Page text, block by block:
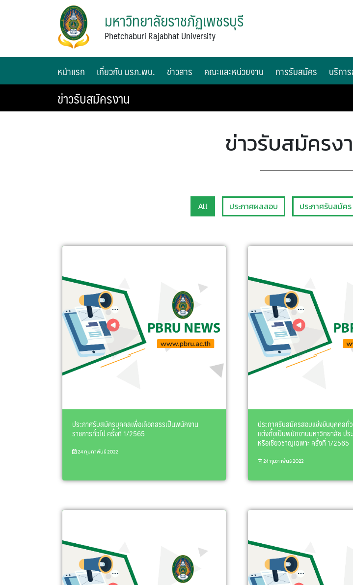
มหาวิทยาลัยราชภัฏเพชรบุรี
Phetchaburi Rajabhat University
หน้าแรก เกี่ยวกับ มรภ.พบ. ข่าวสาร คณะและหน่วยงาน การรับสมัคร บริกา
ข่าวรับสมัครงาน
ข่าวรับสมัครง
All ประกาศผลสอบ ประกาศรับสมัคร
ประกาศรับสมัครบุคคลเพื่อเลือกสรรเป็นพนักงาน
ราชการทั่วไป ครั้งที่ 1/2565
24 กุมภาพันธ์ 2022
ประกาศรับสมัครสอบแข่งขันบุคคลทั่
แต่งตั้งเป็นพนักงานมหาวิทยาลัย ปร
หรือเชี่ยวชาญเฉพาะ ครั้งที่ 1/2565
24 กุมภาพันธ์ 2022